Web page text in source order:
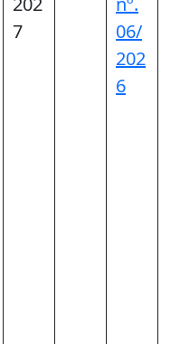
7
06/
202
6